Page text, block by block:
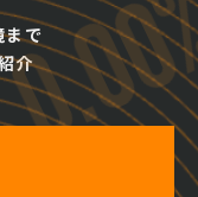
まで
介